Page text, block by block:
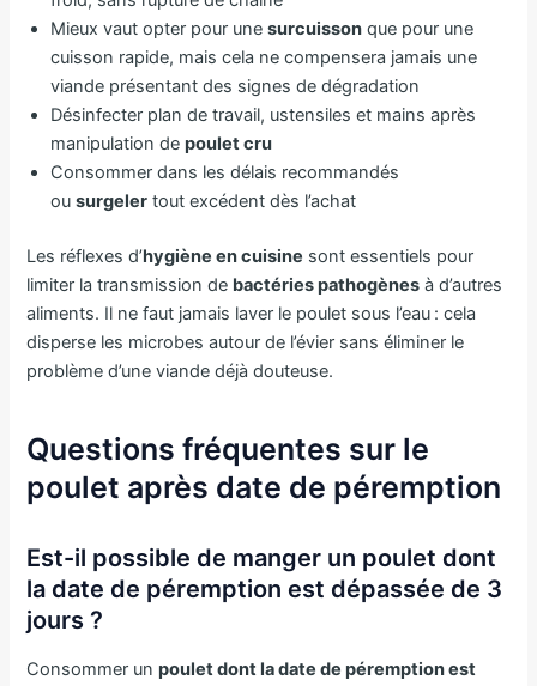
Mieux vaut opter pour unesurcuisson que pour une
cuisson rapide, mais cela ne compensera jamais une
viande présentant des signes de dégradation
Désinfecter plan de travail, ustensiles et mains après
manipulation depoulet cru
Consommer dans les délais recommandés
ousurgeler tout excédent dès l’achat
Les réflexes d’hygiène en cuisine sont essentiels pour
limiter la transmission de bactéries pathogènes à d’autres
aliments. Il ne faut jamais laver le poulet sous l’eau : cela
disperse les microbes autour de l’évier sans éliminer le
problème d’une viande déjà douteuse.
Questions fréquentes sur le
poulet après date de péremption
Est-il possible de manger un poulet dont
la date de péremption est dépassée de 3
jours ?
Consommer unpoulet dont la date de péremption est